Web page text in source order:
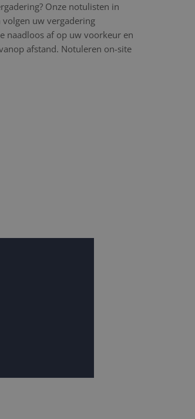
Onze notulisten in
volgen uw vergadering
naadloos af op uw voorkeur en
afstand. Notuleren on-site